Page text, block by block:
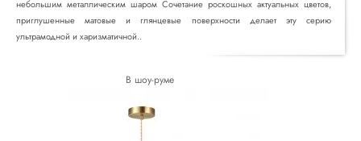
небольшим металлическим шаром Сочетание роскошных актуальных цветов,
приглушенные матовые и глянцевые поверхности делает эту серию
ультрамодной и харизматичной..
В шоу-руме